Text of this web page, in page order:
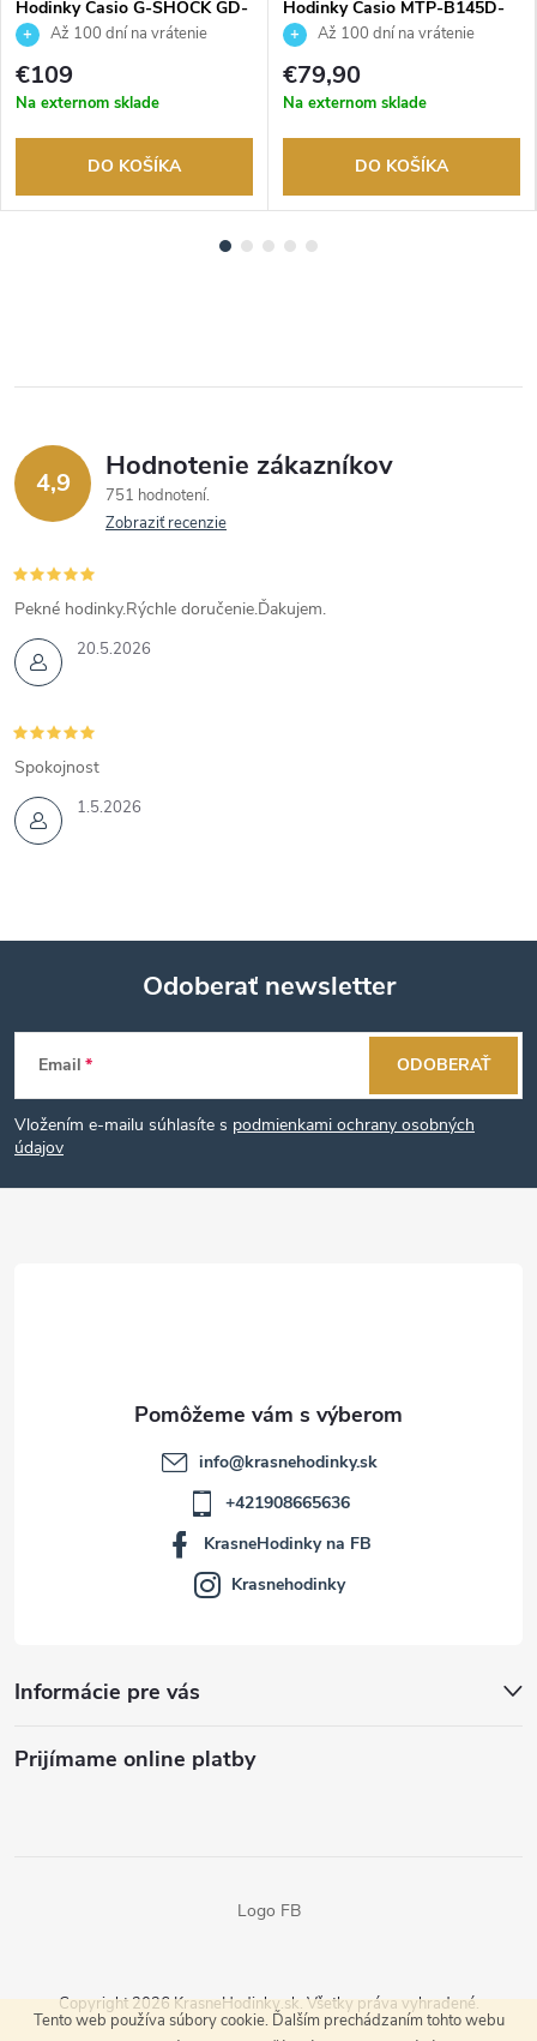
Tento web používa súbory cookie. Ďalším prechádzaním tohto webu
Hodinky Casio G-SHOCK GD-
010-3ERAž 100 dní na vrátenie
tovaru. Autorizovaný predajca.
€109
Na externom sklade
DO KOŠÍKA
Hodinky Casio MTP-B145D-
2A2VEFAž 100 dní na vrátenie
tovaru. Autorizovaný predajca.
€79,90
Na externom sklade
DO KOŠÍKA
4,9 Hodnotenie zákazníkov
751 hodnotení
Zobraziť recenzie
20.5.2026
Pekné hodinky.Rýchle doručenie.Ďakujem.
1.5.2026
Spokojnost
Z
á
p
Odoberať newsletter
Email
Vložením e-mailu súhlasíte s podmienkami ochrany osobných
údajov
ODOBERAŤ
Informácie pre vás
Prijímame online platby
info@krasnehodinky.sk
+421908665636
KrasneHodinky na FB
Krasnehodinky
Logo FB
Copyright 2026 KrasneHodinky.sk. Všetky práva vyhradené.